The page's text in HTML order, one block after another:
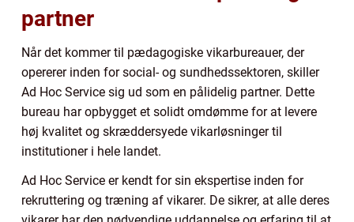
partner
Når det kommer til pædagogiske vikarbureauer, der
opererer inden for social- og sundhedssektoren, skiller
Ad Hoc Service sig ud som en pålidelig partner. Dette
bureau har opbygget et solidt omdømme for at levere
høj kvalitet og skræddersyede vikarløsninger til
institutioner i hele landet.
Ad Hoc Service er kendt for sin ekspertise inden for
rekruttering og træning af vikarer. De sikrer, at alle deres